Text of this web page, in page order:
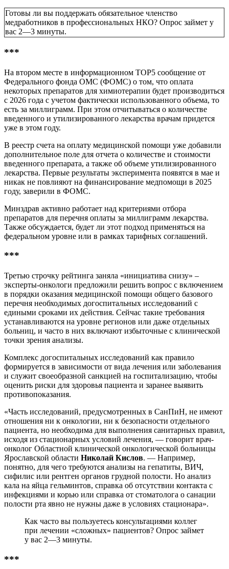
Готовы ли вы поддержать обязательное членство
медработников в профессиональных НКО? Опрос займет у
вас 2—3 минуты.
***
На втором месте в информационном TOP5 сообщение от
Федерального фонда ОМС (ФОМС) о том, что оплата
некоторых препаратов для химиотерапии будет производиться
с 2026 года с учетом фактически использованного объема, то
есть за миллиграмм. При этом отчитываться о количестве
введенного и утилизированного лекарства врачам придется
уже в этом году.
В реестр счета на оплату медицинской помощи уже добавили
дополнительное поле для отчета о количестве и стоимости
введенного препарата, а также об объеме утилизированного
лекарства. Первые результаты эксперимента появятся в мае и
никак не повлияют на финансирование медпомощи в 2025
году, заверили в ФОМС.
Минздрав активно работает над критериями отбора
препаратов для перечня оплаты за миллиграмм лекарства.
Также обсуждается, будет ли этот подход применяться на
федеральном уровне или в рамках тарифных соглашений.
***
Третью строчку рейтинга заняла «инициатива снизу» –
эксперты-онкологи предложили решить вопрос с включением
в порядки оказания медицинской помощи общего базового
перечня необходимых догоспитальных исследований с
едиными сроками их действия. Сейчас такие требования
устанавливаются на уровне регионов или даже отдельных
больниц, и часто в них включают избыточные с клинической
точки зрения анализы.
Комплекс догоспитальных исследований как правило
формируется в зависимости от вида лечения или заболевания
и служит своеобразной санкцией на госпитализацию, чтобы
оценить риски для здоровья пациента и заранее выявить
противопоказания.
«Часть исследований, предусмотренных в СанПиН, не имеют
отношения ни к онкологии, ни к безопасности отдельного
пациента, но необходима для выполнения санитарных правил,
исходя из стационарных условий лечения, — говорит врач-
онколог Областной клинической онкологической больницы
Ярославской области Николай Кислов. — Например,
понятно, для чего требуются анализы на гепатиты, ВИЧ,
сифилис или рентген органов грудной полости. Но анализ
кала на яйца гельминтов, справка об отсутствии контакта с
инфекциями и корью или справка от стоматолога о санации
полости рта явно не нужны даже в условиях стационара».
Как часто вы пользуетесь консультациями коллег
при лечении «сложных» пациентов? Опрос займет
у вас 2—3 минуты.
***